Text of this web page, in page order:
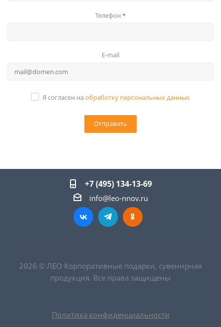
Телефон *
E-mail
Я согласен на обработку персональных данных
+7 (495) 134-13-69
info@leo-nnov.ru
2026 © ЛЕО Корпоративные подарки, сувенирная
продукция. Все права защищены
Политика конфиденциальности